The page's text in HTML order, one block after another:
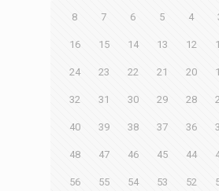
4
5
6
7
8
12
13
14
15
16
20
21
22
23
24
28
29
30
31
32
36
37
38
39
40
44
45
46
47
48
52
53
54
55
56